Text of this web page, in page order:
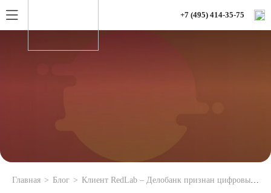
+7 (495) 414-35-75
Главная Блог Клиент RedLab – Делобанк признан цифровым лидером в рейтинге Business Internet Banking Rank 2021